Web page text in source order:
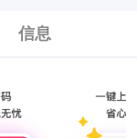
信息